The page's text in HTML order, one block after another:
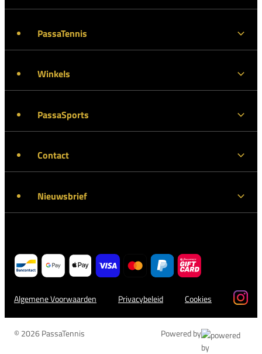
PassaTennis
Winkels
PassaSports
Contact
Nieuwsbrief
Algemene Voorwaarden Privacybeleid Cookies
© 2026 PassaTennis Powered by